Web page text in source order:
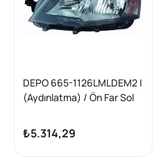
DEPO 665-1126LMLDEM2 |
(Aydınlatma) / Ön Far Sol
Octavia Bm 13-17 Kapaksız
₺5.314,29